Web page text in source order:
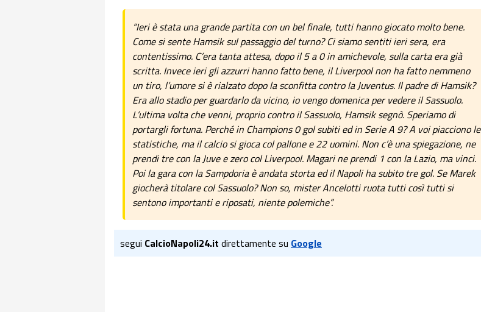
“Ieri è stata una grande partita con un bel finale, tutti hanno giocato molto bene.
Come si sente Hamsik sul passaggio del turno? Ci siamo sentiti ieri sera, era
contentissimo. C’era tanta attesa, dopo il 5 a 0 in amichevole, sulla carta era già
scritta. Invece ieri gli azzurri hanno fatto bene, il Liverpool non ha fatto nemmeno
un tiro, l’umore si è rialzato dopo la sconfitta contro la Juventus. Il padre di Hamsik?
Era allo stadio per guardarlo da vicino, io vengo domenica per vedere il Sassuolo.
L’ultima volta che venni, proprio contro il Sassuolo, Hamsik segnò. Speriamo di
portargli fortuna. Perché in Champions 0 gol subiti ed in Serie A 9? A voi piacciono le
statistiche, ma il calcio si gioca col pallone e 22 uomini. Non c’è una spiegazione, ne
prendi tre con la Juve e zero col Liverpool. Magari ne prendi 1 con la Lazio, ma vinci.
Poi la gara con la Sampdoria è andata storta ed il Napoli ha subito tre gol. Se Marek
giocherà titolare col Sassuolo? Non so, mister Ancelotti ruota tutti così tutti si
sentono importanti e riposati, niente polemiche”.
segui CalcioNapoli24.it direttamente su Google